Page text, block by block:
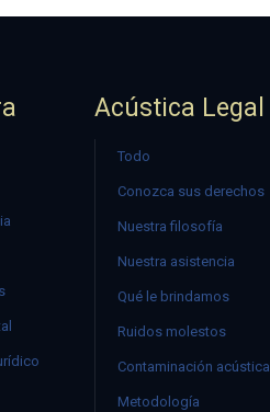
Acústica Legal
Todo
Conozca sus derechos
Nuestra filosofía
Nuestra asistencia
Qué le brindamos
Ruidos molestos
Contaminación acústica
Metodología